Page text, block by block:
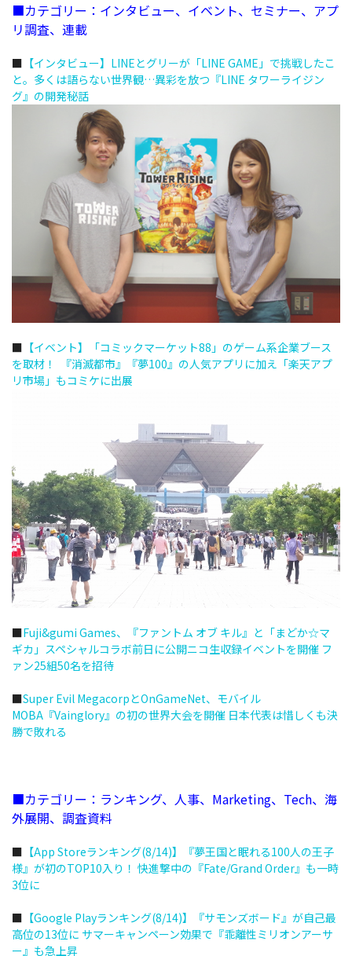
■カテゴリー：インタビュー、イベント、セミナー、アプ
リ調査、連載
■ 【インタビュー】LINEとグリーが「LINE GAME」で挑戦したこ
と。多くは語らない世界観…異彩を放つ『LINE タワーライジン
グ』の開発秘話
■ 【イベント】「コミックマーケット88」のゲーム系企業ブース
を取材！ 『消滅都市』『夢100』の人気アプリに加え「楽天アプ
リ市場」もコミケに出展
■Fuji&gumi Games、『ファントム オブ キル』と「まどか☆マ
ギカ」スペシャルコラボ前日に公開ニコ生収録イベントを開催 フ
ァン25組50名を招待
■Super Evil MegacorpとOnGameNet、モバイル
MOBA『Vainglory』の初の世界大会を開催 日本代表は惜しくも決
勝で敗れる
■カテゴリー：ランキング、人事、Marketing、Tech、海
外展開、調査資料
■ 【App Storeランキング(8/14)】『夢王国と眠れる100人の王子
様』が初のTOP10入り！ 快進撃中の『Fate/Grand Order』も一時
3位に
■ 【Google Playランキング(8/14)】『サモンズボード』が自己最
高位の13位に サマーキャンペーン効果で『乖離性ミリオンアーサ
ー』も急上昇